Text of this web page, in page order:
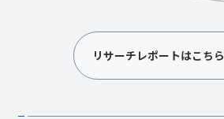
リサーチレポートはこちら